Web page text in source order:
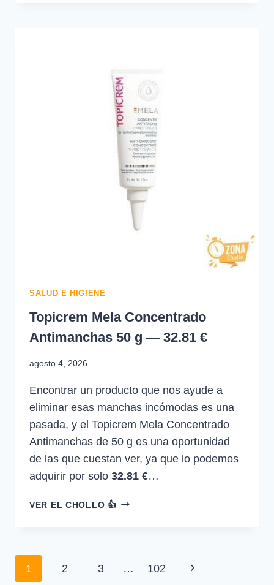
MASCARILLA
SALUD E HIGIENE
Topicrem Mela Concentrado
Antimanchas 50 g — 32.81 €
agosto 4, 2026
Encontrar un producto que nos ayude a
eliminar esas manchas incómodas es una
pasada, y el Topicrem Mela Concentrado
Antimanchas de 50 g es una oportunidad
de las que cuestan ver, ya que lo podemos
adquirir por solo 32.81 €…
VER EL CHOLLO 👍TOPICREM
Navegación
1 2 3 … 102
Siguiente